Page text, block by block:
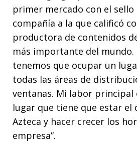
primer mercado con el sello
compañía a la que calificó
productora de contenidos
más importante del
tenemos que ocupar un
todas las áreas de
ventanas. Mi labor principal
lugar que tiene que estar el
Azteca y hacer crecer los
empresa”.